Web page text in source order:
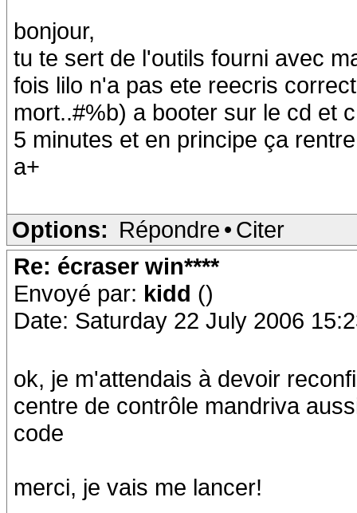
bonjour,
tu te sert de l'outils fourni avec
fois lilo n'a pas ete reecris
mort..#%b) a booter sur le cd et
5 minutes et en principe ça
a+
Options: Répondre • Citer
Re: écraser win****
Envoyé par: kidd ()
Date: Saturday 22 July 2006
ok, je m'attendais à devoir
centre de contrôle mandriva
code
merci, je vais me lancer!